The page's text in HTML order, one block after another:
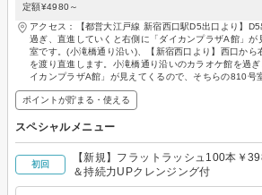
定額¥4980～
アクセス：【都営大江戸線 新宿西口駅D5出口より】
過ぎ、直進していくと右側に「ダイカンプラザA館」
室です。(小滝橋通り沿い)、【新宿西口より】西口から
を渡り直進します。小滝橋通り沿いのカラオケ館を過
イカンプラザA館」が見えてくるので、そちらの810号
ポイントが貯まる・使える
スペシャルメニュー
初回
【新規】フラットラッシュ100本￥
＆持続力UPクレンジング付